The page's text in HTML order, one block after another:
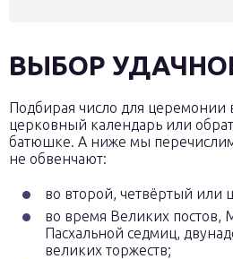
ВЫБОР
Подбирая число для церемонии
церковный календарь или
батюшке. А ниже мы
не обвенчают:
во второй, четвёртый или
во время Великих постов,
Пасхальной седмиц,
великих торжеств;